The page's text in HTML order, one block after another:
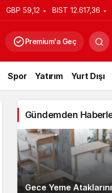
GBP 59,12 BIST 12.617,36
Premium'a Geç
Spor Yatırım Yurt Dışı
Gündüz
Gündüz
Gündemden
Gece Yeme